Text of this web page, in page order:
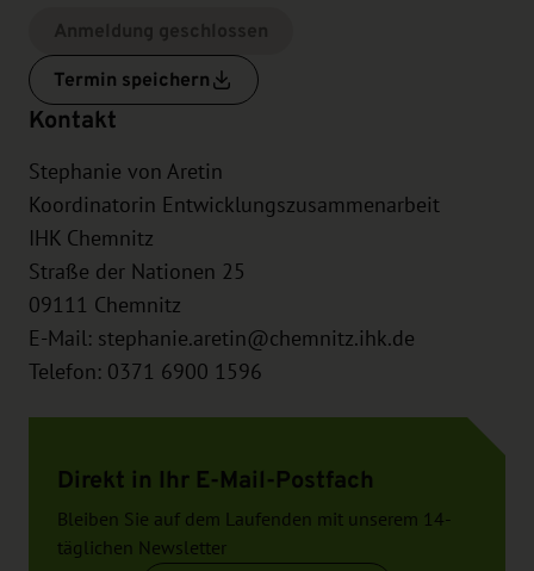
Termin speichern
Kontakt
Stephanie von Aretin
Koordinatorin Entwicklungszusammenarbeit
IHK Chemnitz
Straße der Nationen 25
09111 Chemnitz
E-Mail: stephanie.aretin@chemnitz.ihk.de
Telefon: 0371 6900 1596
Direkt in Ihr E-Mail-Postfach
Bleiben Sie auf dem Laufenden mit unserem 14-
täglichen Newsletter